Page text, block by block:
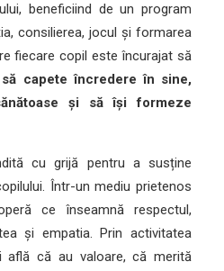
beneficiind de un program
consilierea, jocul și formarea
fiecare copil este încurajat să
capete încredere în sine,
și să își formeze
cu grijă pentru a susține
Într-un mediu prietenos
ce înseamnă respectul,
și empatia. Prin activitatea
află că au valoare, că merită